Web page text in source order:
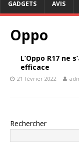
GADGETS AVIS
Oppo
L’Oppo R17 ne
efficace
21 février 2022
Rechercher